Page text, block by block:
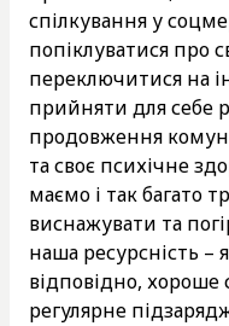
спілкування у
попіклуватися про
переключитися на
прийняти для себе
продовження
та своє психічне
маємо і так багато
виснажувати та
наша ресурсність –
відповідно, хороше
регулярне